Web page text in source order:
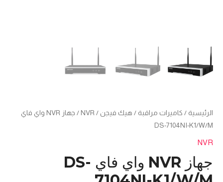
الرئيسية / كاميرات مراقبة / هيك فيجن /
NVR
/ جهاز NVR واي فاي
DS-7104NI-K1/W/M
NVR
جهاز NVR واي فاي DS-